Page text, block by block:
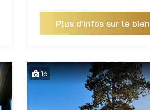
Plus d'infos sur le bien
16